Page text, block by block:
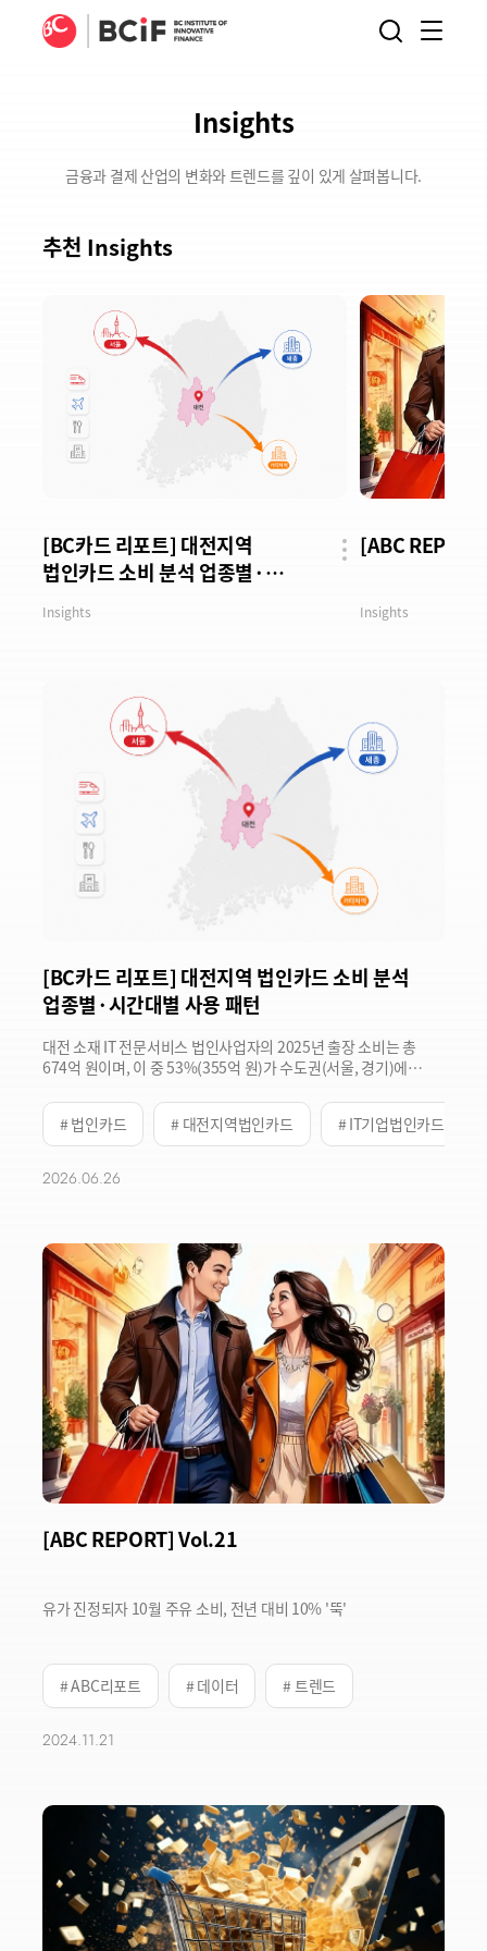
BCIF
메뉴
검색
Insights
금융과 결제 산업의 변화와 트렌드를 깊이 있게 살펴봅니다.
추천 Insights
[BC카드 리포트] 대전지역
법인카드 소비 분석 업종별·
시간대별 사용 패턴
Insights
[ABC
Insights
[BC카드 리포트] 대전지역 법인카드 소비 분석
업종별·시간대별 사용 패턴
대전 소재 IT 전문서비스 법인사업자의 2025년 출장 소비는 총
674억 원이며, 이 중 53%(355억 원)가 수도권(서울, 경기)에
충청권 출장은 식사, 모임 중심이라는 뚜렷이 다른 소비 패턴을
보임.
# 법인카드 # 대전지역법인카드 # IT기업법인카드
2026.06.26
[ABC REPORT] Vol.21
유가 진정되자 10월 주유 소비, 전년 대비 10% '뚝'
# ABC리포트 # 데이터 # 트렌드
2024.11.21